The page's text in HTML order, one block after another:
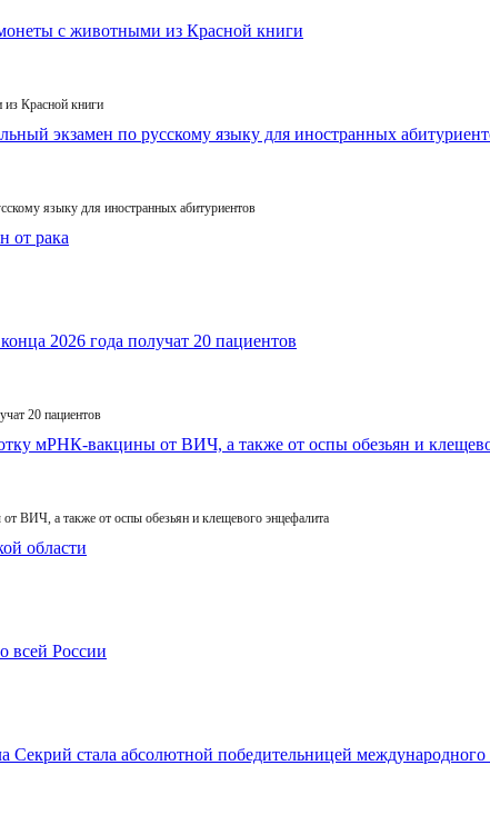
Красной книги
языку для иностранных абитуриентов
20 пациентов
ВИЧ, а также от оспы обезьян и клещевого энцефалита